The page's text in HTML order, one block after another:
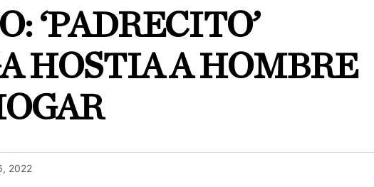
‘PADRECITO’
HOSTIA A HOMBRE
2022